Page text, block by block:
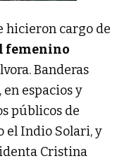
hicieron cargo de
femenino
Banderas
espacios y
públicos de
el Indio Solari, y
Cristina